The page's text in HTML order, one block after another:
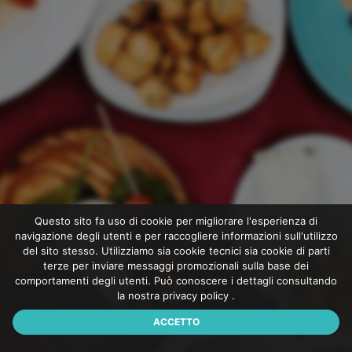
Questo sito fa uso di cookie per migliorare l'esperienza di
navigazione degli utenti e per raccogliere informazioni sull'utilizzo
del sito stesso. Utilizziamo sia cookie tecnici sia cookie di parti
terze per inviare messaggi promozionali sulla base dei
comportamenti degli utenti. Può conoscere i dettagli consultando
la nostra privacy policy .
ACCETTO